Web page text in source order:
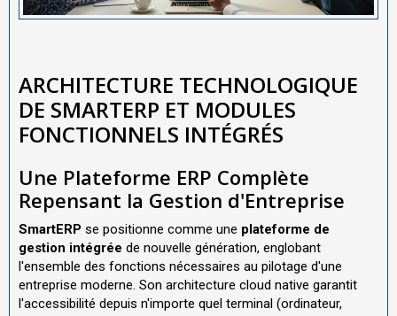
ARCHITECTURE TECHNOLOGIQUE
DE SMARTERP ET MODULES
FONCTIONNELS INTÉGRÉS
Une Plateforme ERP Complète
Repensant la Gestion d'Entreprise
SmartERP se positionne comme une plateforme de
gestion intégrée de nouvelle génération, englobant
l'ensemble des fonctions nécessaires au pilotage d'une
entreprise moderne. Son architecture cloud native garantit
l'accessibilité depuis n'importe quel terminal (ordinateur,